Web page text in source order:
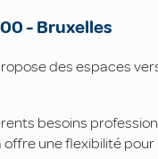
- Bruxelles
des espaces
besoins
une flexibilité